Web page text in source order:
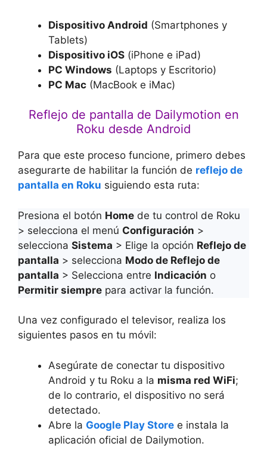
Dispositivo Android (Smartphones y
Tablets)
Dispositivo iOS (iPhone e iPad)
PC Windows (Laptops y Escritorio)
PC Mac (MacBook e iMac)
Reflejo de pantalla de Dailymotion en
Roku desde Android
Para que este proceso funcione, primero debes
asegurarte de habilitar la función de reflejo de
pantalla en Roku siguiendo esta ruta:
Presiona el botón Home de tu control de Roku
> selecciona el menú Configuración >
selecciona Sistema > Elige la opción Reflejo de
pantalla > selecciona Modo de Reflejo de
pantalla > Selecciona entre Indicación o
Permitir siempre para activar la función.
Una vez configurado el televisor, realiza los
siguientes pasos en tu móvil:
Asegúrate de conectar tu dispositivo
Android y tu Roku a la misma red WiFi;
de lo contrario, el dispositivo no será
detectado.
Abre la Google Play Store e instala la
aplicación oficial de Dailymotion.